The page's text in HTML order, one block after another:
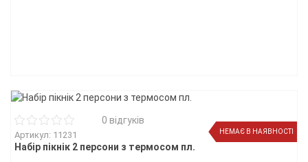
НЕМАЄ В НАЯВНОСТІ
0 відгуків
Артикул: 11231
Набір пікнік 2 персони з термосом пл.